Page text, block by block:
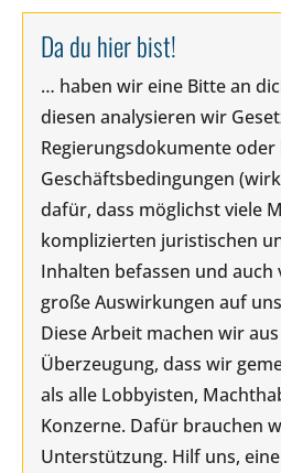
Da du hier bist!
… haben wir eine Bitte an
diesen analysieren wir
Regierungsdokumente oder
Geschäftsbedingungen
dafür, dass möglichst viele
komplizierten juristischen
Inhalten befassen und auch
große Auswirkungen auf
Diese Arbeit machen wir
Überzeugung, dass wir
als alle Lobbyisten,
Konzerne. Dafür brauchen
Unterstützung. Hilf uns,